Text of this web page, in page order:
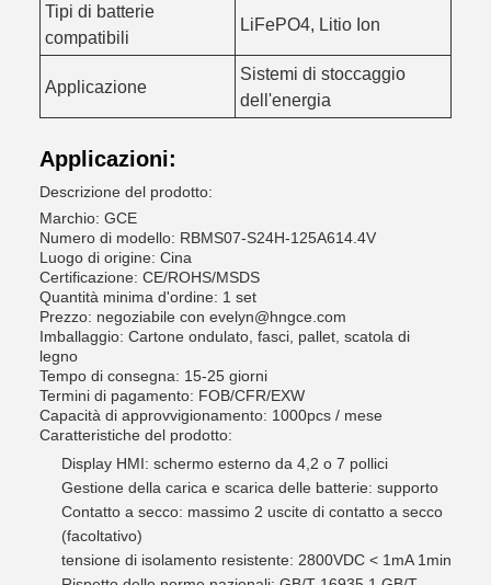
Tipi di batterie
compatibili
LiFePO4, Litio Ion
Applicazione
Sistemi di stoccaggio
dell'energia
Applicazioni:
Descrizione del prodotto:
Marchio: GCE
Numero di modello: RBMS07-S24H-125A614.4V
Luogo di origine: Cina
Certificazione: CE/ROHS/MSDS
Quantità minima d'ordine: 1 set
Prezzo: negoziabile con evelyn@hngce.com
Imballaggio: Cartone ondulato, fasci, pallet, scatola di
legno
Tempo di consegna: 15-25 giorni
Termini di pagamento: FOB/CFR/EXW
Capacità di approvvigionamento: 1000pcs / mese
Caratteristiche del prodotto:
Display HMI: schermo esterno da 4,2 o 7 pollici
Gestione della carica e scarica delle batterie: supporto
Contatto a secco: massimo 2 uscite di contatto a secco
(facoltativo)
tensione di isolamento resistente: 2800VDC < 1mA 1min